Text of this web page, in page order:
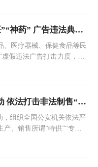
市场监管总局曝光2023年“神医”“神药” 广告违法典型案例
、医疗器械、保健食品等民
假违法广告打击力度，共
公安部部署开展“净风”专项行动 依法打击非法制售“特供酒”犯罪活动
，组织全国公安机关依法严
、销售所谓“特供”“专